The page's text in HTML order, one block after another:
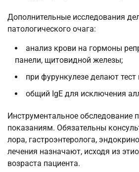
Дополнительные исследования
патологического очага:
анализ крови на гормоны
панели, щитовидной железы;
при фурункулезе делают тест
общий IgE для исключения
Инструментальное обследование
показаниям. Обязательны
лора, гастроэнтеролога,
лечения назначают, исходя из
возраста пациента.